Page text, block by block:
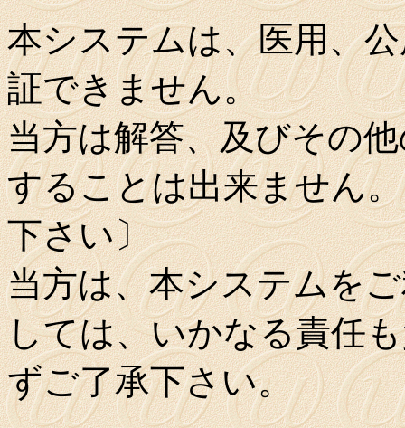
本システムは、医用、
証できません。
当方は解答、及びその
することは出来ません
下さい〕
当方は、本システムを
しては、いかなる責任
ずご了承下さい。